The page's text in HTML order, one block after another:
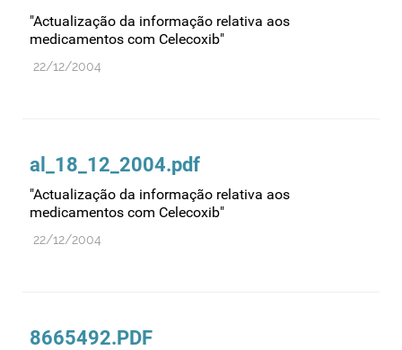
"Actualização da informação relativa aos
medicamentos com Celecoxib"
22/12/2004
al_18_12_2004.pdf
"Actualização da informação relativa aos
medicamentos com Celecoxib"
22/12/2004
8665492.PDF